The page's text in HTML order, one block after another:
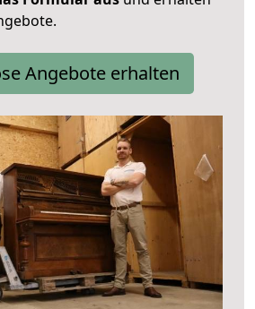
Angebote erhalten